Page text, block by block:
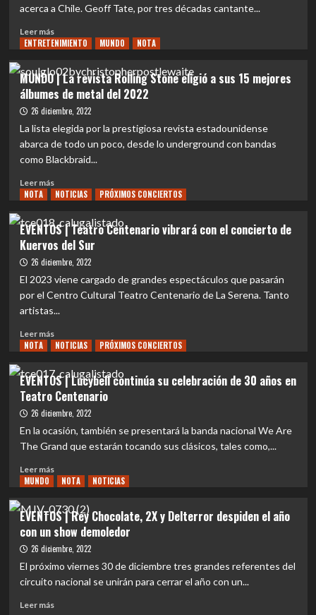
POR
DÍA
Y
CAMBIA
AL
MOVISTAR
ARENA
acerca a Chile. Geoff Tate, por tres décadas cantante...
Leer másLeer
más
EVENTOS
|
Geoff
Tate
llega
tocar
completos
y
Rage
for
Order
de
Queensrÿche
ENTRETENIMIENTO MUNDO NOTA
MUNDO | La revista Rolling Stone eligió a sus 15 mejores
álbumes de metal del 2022
26 diciembre, 2022
La lista elegida por la prestigiosa revista estadounidense
abarca de todo un poco, desde lo underground con bandas
como Blackbraid...
Leer másLeer
más
MUNDO
|
La
revista
Rolling
eligió
a
15
mejores
álbumes
de
metal
del
NOTA NOTICIAS PRÓXIMOS CONCIERTOS
EVENTOS | Teatro Centenario vibrará con el concierto de
Kuervos del Sur
26 diciembre, 2022
El 2023 viene cargado de grandes espectáculos que pasarán
por el Centro Cultural Teatro Centenario de La Serena. Tanto
artistas...
Leer másLeer
más
EVENTOS
|
Teatro
Centenario
vibrará
el
concierto
de
del
Sur
NOTA NOTICIAS PRÓXIMOS CONCIERTOS
EVENTOS | Lucybell continúa su celebración de 30 años en
Teatro Centenario
26 diciembre, 2022
En la ocasión, también se presentará la banda nacional We Are
The Grand que estarán tocando sus clásicos, tales como,...
Leer másLeer
más
EVENTOS
|
Lucybell
continúa
de
30
MUNDO NOTA NOTICIAS
EVENTOS | Rey Chocolate, 2X y Delterror despiden el año
con un show demoledor
26 diciembre, 2022
El próximo viernes 30 de diciembre tres grandes referentes del
circuito nacional se unirán para cerrar el año con un...
Leer másLeer